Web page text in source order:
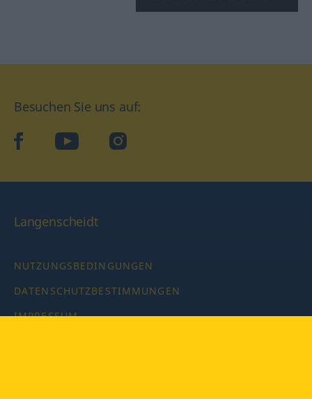
Besuchen Sie uns auf:
facebookYouTube Instagram
Langenscheidt
NUTZUNGSBEDINGUNGEN
DATENSCHUTZBESTIMMUNGEN
IMPRESSUM